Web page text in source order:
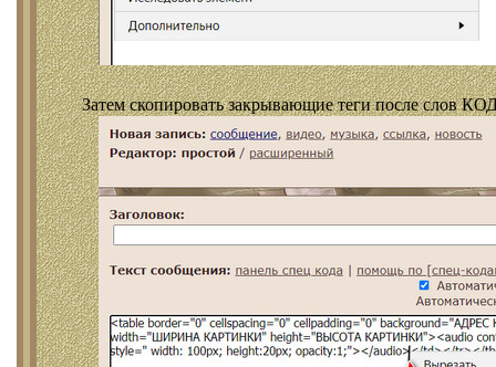
Затем скопировать закрывающие теги после слов